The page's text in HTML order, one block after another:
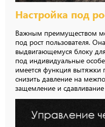
Настройка под
Важным преимуществом
под рост пользователя.
выдвигающемуся блоку
под индивидуальные
имеется функция вытяжки
снизить давление на
защемление и